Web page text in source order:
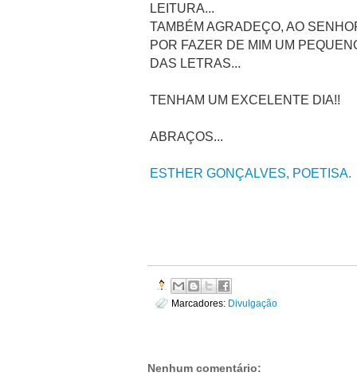
LEITURA...
TAMBÉM AGRADEÇO, AO
POR FAZER DE MIM UM
DAS LETRAS...
TENHAM UM EXCELENTE DIA!!
ABRAÇOS...
ESTHER GONÇALVES, POETISA.
Marcadores: Divulgação
Nenhum comentário: